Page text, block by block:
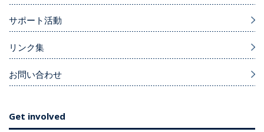
サポート活動
リンク集
お問い合わせ
Get involved